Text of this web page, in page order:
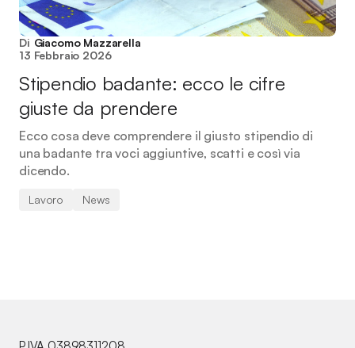
Di Giacomo Mazzarella
13 Febbraio 2026
Stipendio badante: ecco le cifre
giuste da prendere
Ecco cosa deve comprendere il giusto stipendio di
una badante tra voci aggiuntive, scatti e così via
dicendo.
Lavoro News